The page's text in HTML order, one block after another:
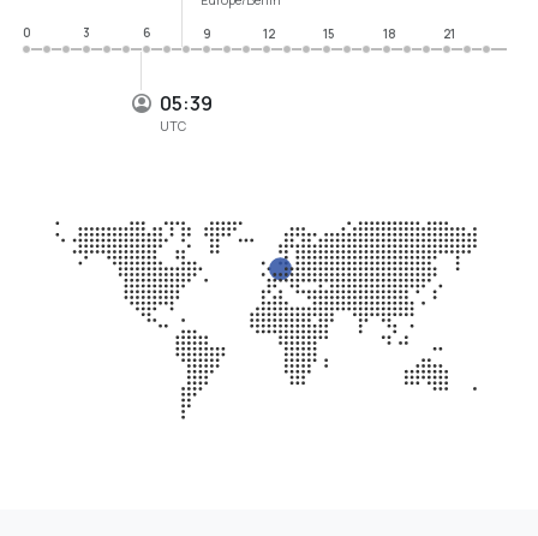
05:39
UTC
0
3 6 9 12 15 18 21